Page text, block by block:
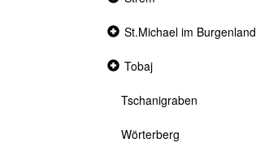
Collapsed
St.Michael im Burgenland
Collapsed
section
Tobaj
Tschanigraben
Wörterberg